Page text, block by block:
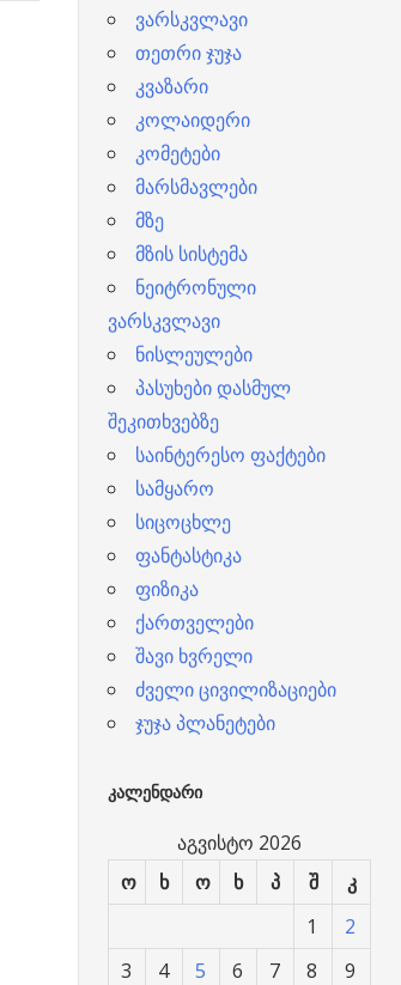
ვარსკვლავი
თეთრი ჯუჯა
კვაზარი
კოლაიდერი
კომეტები
მარსმავლები
მზე
მზის სისტემა
ნეიტრონული
ვარსკვლავი
ნისლეულები
პასუხები დასმულ
შეკითხვებზე
საინტერესო ფაქტები
სამყარო
სიცოცხლე
ფანტასტიკა
ფიზიკა
ქართველები
შავი ხვრელი
ძველი ცივილიზაციები
ჯუჯა პლანეტები
ᲙᲐᲚᲔᲜᲓᲐᲠᲘ
აგვისტო 2026
ო
ხ ო ხ პ შ კ
1
2
3
4 5 6 7 8
9